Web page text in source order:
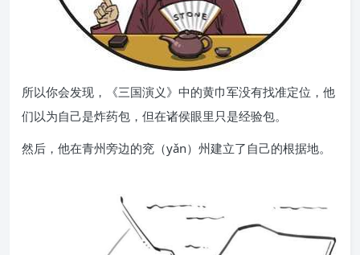
所以你会发现，《三国演义》中的黄巾军没有找准定位，他
们以为自己是炸药包，但在诸侯眼里只是经验包。
然后，他在青州旁边的兖（yǎn）州建立了自己的根据地。